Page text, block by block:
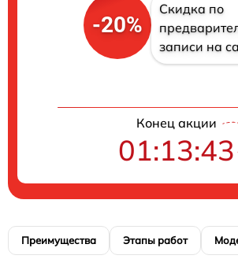
-20%
Скидка по
записи на
Конец акции
01:13:42
Преимущества Этапы работ